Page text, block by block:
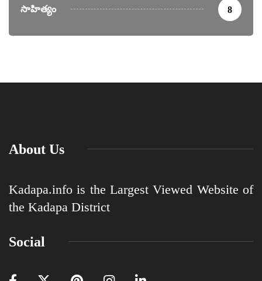
సాహిత్యం 8
About Us
Kadapa.info is the Largest Viewed Website of
the Kadapa District
Social